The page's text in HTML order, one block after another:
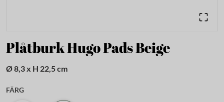
Plåtburk Hugo Pads Beige
Ø 8,3 x H 22,5 cm
FÄRG